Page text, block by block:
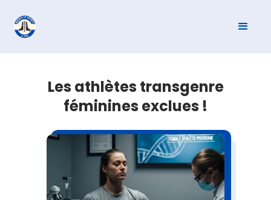
Les athlètes transgenre
féminines exclues !